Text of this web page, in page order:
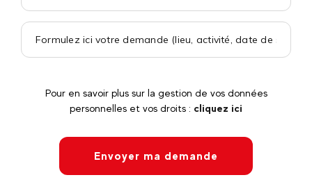
Pour en savoir plus sur la gestion de vos données
personnelles et vos droits : cliquez ici
Envoyer ma demande